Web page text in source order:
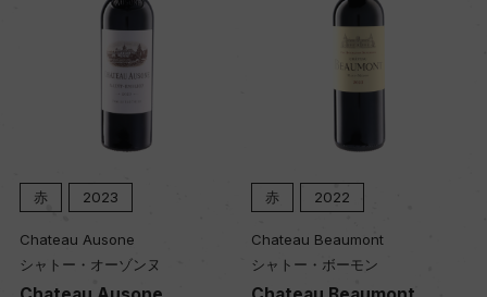
品質分類・原産地呼称
A.O.C.メドック
クリュ・ブルジョワ
入数
赤 2023
Chateau Ausone
シャトー・オーゾンヌ
赤 2022
Chateau Beaumont
シャトー・ボーモン